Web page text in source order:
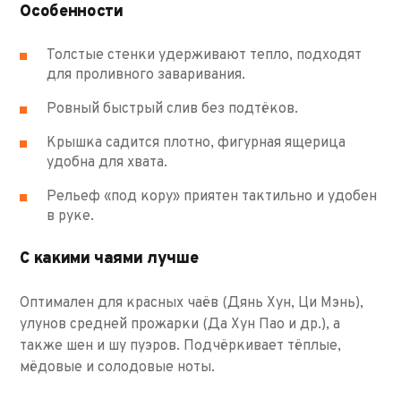
Особенности
Толстые стенки удерживают тепло, подходят
для проливного заваривания.
Ровный быстрый слив без подтёков.
Крышка садится плотно, фигурная ящерица
удобна для хвата.
Рельеф «под кору» приятен тактильно и удобен
в руке.
С какими чаями лучше
Оптимален для красных чаёв (Дянь Хун, Ци Мэнь),
улунов средней прожарки (Да Хун Пао и др.), а
также шен и шу пуэров. Подчёркивает тёплые,
мёдовые и солодовые ноты.